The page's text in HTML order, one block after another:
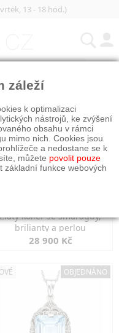
13 - 18 hod.)
Zlatý kolier se smaragdy,
brilianty a perlou
28 900 Kč
OBJEDNÁNO
záleží
k optimalizaci
nástrojů, ke zvýšení
obsahu v rámci
mimo nich. Cookies jsou
a nedostane se k
můžete povolit pouze
základní funkce webových